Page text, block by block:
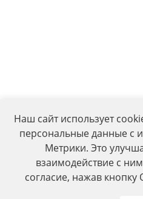
Наш сайт использует
персональные данные с
Метрики. Это
взаимодействие с
согласие, нажав кнопку